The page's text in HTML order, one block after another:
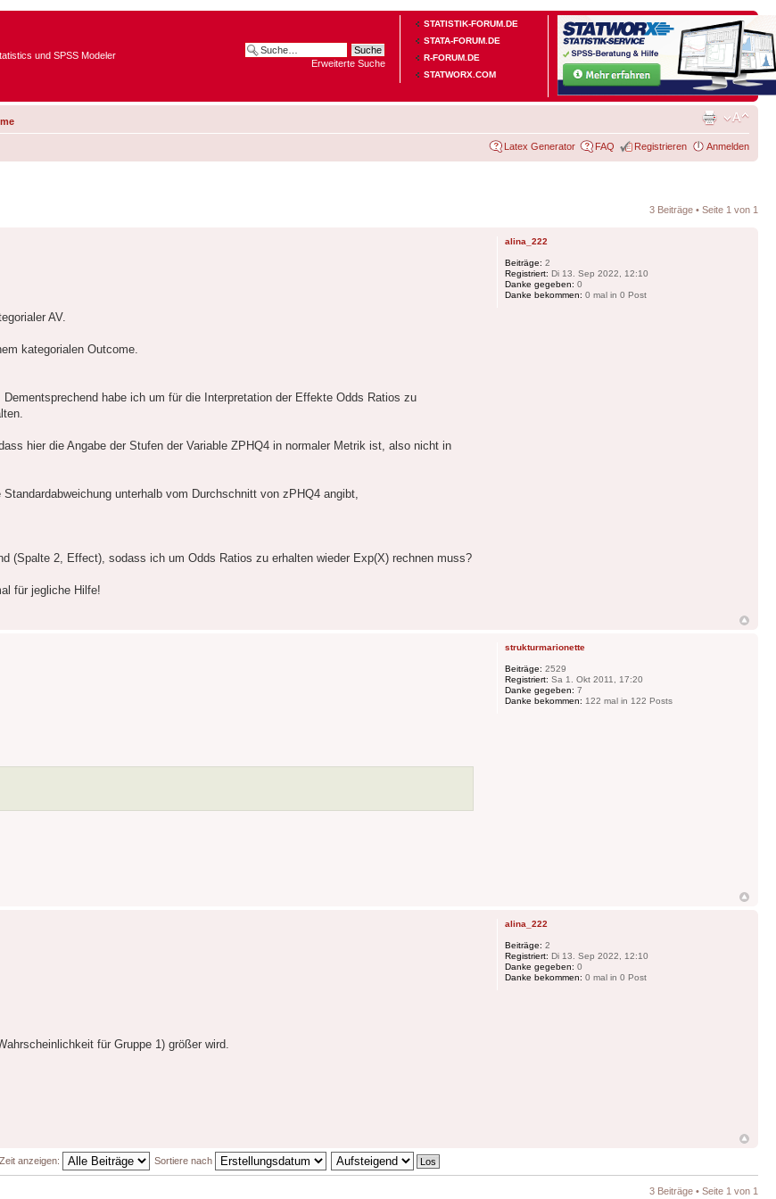
STATISTIK-FORUM.DE
STATA-FORUM.DE
R-FORUM.DE
STATWORX.COM
und SPSS Modeler
Erweiterte Suche
Latex Generator FAQ Registrieren Anmelden
3 Beiträge • Seite 1 von 1
AV.
kategorialen Outcome.
habe ich um für die Interpretation der Effekte Odds Ratios zu
hier die Angabe der Stufen der Variable ZPHQ4 in normaler Metrik ist, also nicht in
unterhalb vom Durchschnitt von zPHQ4 angibt,
(Spalte 2, Effect), sodass ich um Odds Ratios zu erhalten wieder Exp(X) rechnen muss?
für jegliche Hilfe!
alina_222
Beiträge: 2
Registriert: Di 13. Sep 2022, 12:10
Danke gegeben: 0
Danke bekommen: 0 mal in 0 Post
strukturmarionette
Beiträge: 2529
Registriert: Sa 1. Okt 2011, 17:20
Danke gegeben: 7
Danke bekommen: 122 mal in 122 Posts
für Gruppe 1) größer wird.
alina_222
Beiträge: 2
Registriert: Di 13. Sep 2022, 12:10
Danke gegeben: 0
Danke bekommen: 0 mal in 0 Post
anzeigen: Sortiere nach
3 Beiträge • Seite 1 von 1